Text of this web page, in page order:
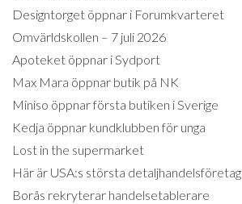
Designtorget öppnar i Forumkvarteret
Omvärldskollen – 7 juli 2026
Apoteket öppnar i Sydport
Max Mara öppnar butik på NK
Miniso öppnar första butiken i Sverige
Kedja öppnar kundklubben för unga
Lost in the supermarket
Här är USA:s största detaljhandelsföretag
Borås rekryterar handelsetablerare